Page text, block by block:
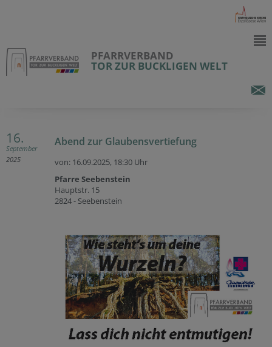
PFARRVERBAND
TOR ZUR BUCKLIGEN WELT
16.
September
2025
Abend zur Glaubensvertiefung
von: 16.09.2025, 18:30 Uhr
Pfarre Seebenstein
Hauptstr. 15
2824 - Seebenstein